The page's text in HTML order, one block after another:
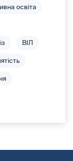
освіта
ВІЛ